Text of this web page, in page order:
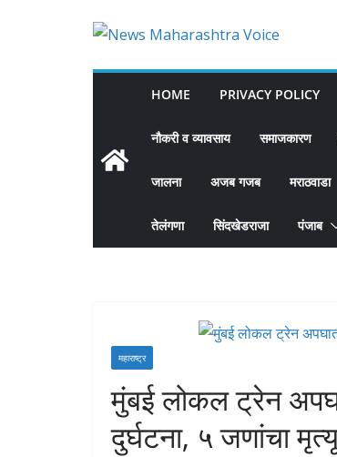
HOME PRIVACY POLICY
नौकरी व व्यावसाय समाजकारण
जालना अजब गजब मराठवाडा
तेलंगणा सिंदखेडराजा पंजाब
महाराष्ट्र
मुंबई लोकल ट्रेन
दुर्घटना, ५ जणांचा